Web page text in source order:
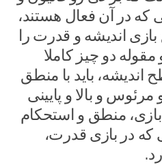
که در آن فعال هستند،
بازی اندیشه و قدرت را
دو چیز کاملا
باید با منطق
و بالا و پایینی
بازی، منطق و استحکام
که در بازی قدرت،